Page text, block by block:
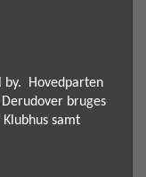
by. Hovedparten
bruges
samt